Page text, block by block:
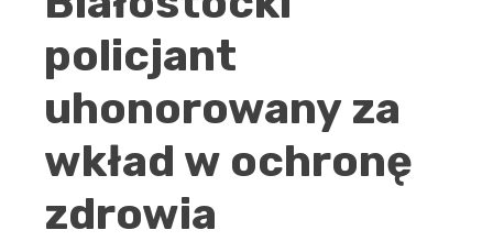
policjant
uhonorowany za
wkład w ochronę
zdrowia